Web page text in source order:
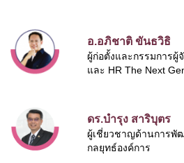
อ.อภิชาติ ขันธวิธิ
ผู้ก่อตั้งและกรรมการผู้
และ HR The Next
ดร.บำรุง สาริบุตร
ผู้เชี่ยวชาญด้านการพั
กลยุทธ์องค์การ